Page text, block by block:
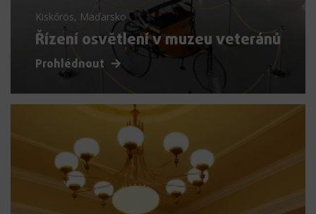
Kiskőrös, Maďarsko
Řízení osvětlení v muzeu veteránů
Prohlédnout